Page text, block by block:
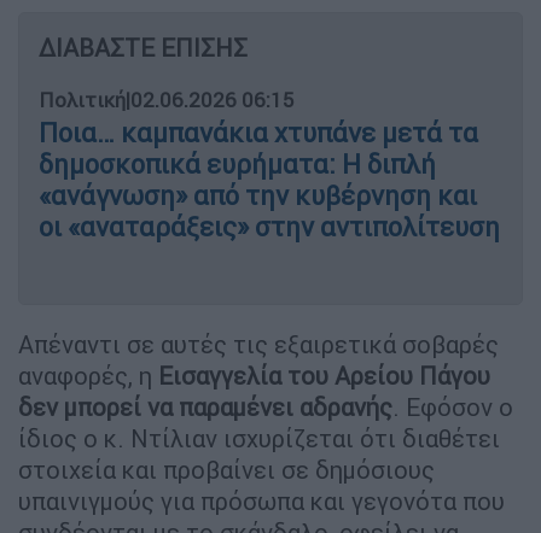
ΔΙΑΒΑΣΤΕ ΕΠΙΣΗΣ
Πολιτική|02.06.2026 06:15
Ποια… καμπανάκια χτυπάνε μετά τα
δημοσκοπικά ευρήματα: Η διπλή
«ανάγνωση» από την κυβέρνηση και
οι «αναταράξεις» στην αντιπολίτευση
Απέναντι σε αυτές τις εξαιρετικά σοβαρές
αναφορές, η Εισαγγελία του Αρείου Πάγου
δεν μπορεί να παραμένει αδρανής. Εφόσον ο
ίδιος ο κ. Ντίλιαν ισχυρίζεται ότι διαθέτει
στοιχεία και προβαίνει σε δημόσιους
υπαινιγμούς για πρόσωπα και γεγονότα που